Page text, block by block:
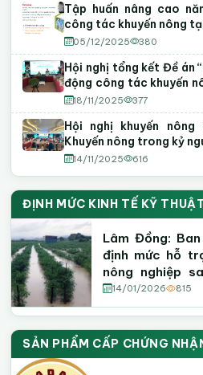
Tập huấn nâng cao
công tác khuyến nông
05/12/2025 380
Hội nghị tổng kết Đề án
động công tác khuyến
mô hình Tổ khuyến
2022 - 2025
18/11/2025 377
Hội nghị khuyến
Khuyến nông trong kỷ
vinh và thịnh vượng
14/11/2025 616
ĐỊNH MỨC KINH TẾ KỸ
Lâm Đồng:
định mức hỗ
nông nghiệp
thực vật
14/01/2026 815
SẢN PHẨM CẤP CHỨNG